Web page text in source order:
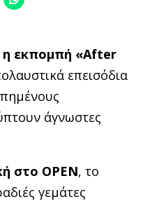
η εκπομπή «After
επεισόδια
άγνωστες
στο OPEN, το
γεμάτες